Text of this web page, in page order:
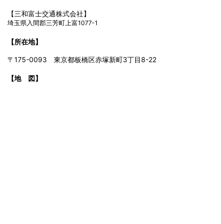
【三和富士交通株式会社】
埼玉県入間郡三芳町上富1077-1
【所在地】
〒175-0093 東京都板橋区赤塚新町3丁目8-22
【地 図】